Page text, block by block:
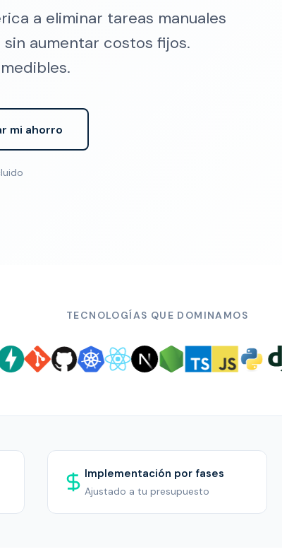
a eliminar tareas manuales
aumentar costos fijos.
mi ahorro
TECNOLOGÍAS QUE DOMINAMOS
Implementación por fases
Ajustado a tu presupuesto